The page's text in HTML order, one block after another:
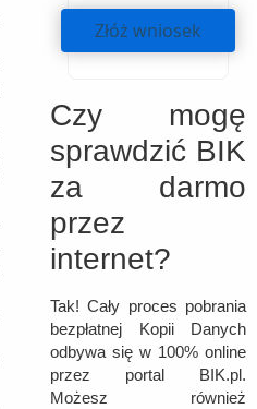
Złóż wniosek
Czy mogę
sprawdzić BIK
za darmo
przez
internet?
Tak! Cały proces pobrania
bezpłatnej Kopii Danych
odbywa się w 100% online
przez portal BIK.pl.
Możesz również